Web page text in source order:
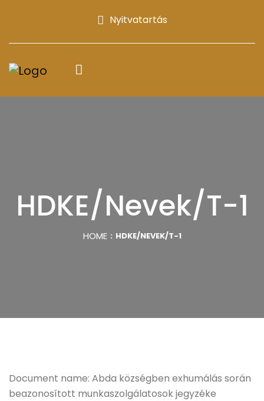
Nyitvatartás
HDKE/Nevek/T-1
HOME HDKE/NEVEK/T-1
Document name: Abda községben exhumálás során
beazonosított munkaszolgálatosok jegyzéke